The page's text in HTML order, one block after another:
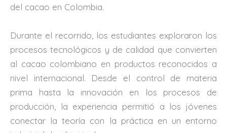
del cacao en Colombia.
Durante el recorrido, los estudiantes exploraron los
procesos tecnológicos y de calidad que convierten
al cacao colombiano en productos reconocidos a
nivel internacional. Desde el control de materia
prima hasta la innovación en los procesos de
producción, la experiencia permitió a los jóvenes
conectar la teoría con la práctica en un entorno